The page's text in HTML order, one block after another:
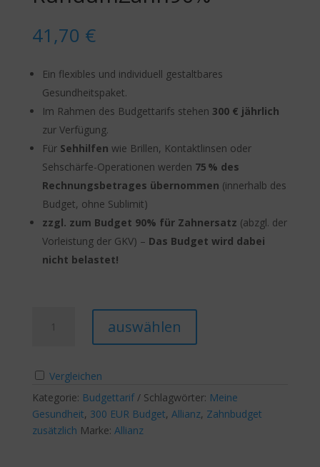
41,70 €
Ein flexibles und individuell gestaltbares
Gesundheitspaket.
Im Rahmen des Budgettarifs stehen 300 € jährlich
zur Verfügung.
Für Sehhilfen wie Brillen, Kontaktlinsen oder
Sehschärfe-Operationen werden 75 % des
Rechnungsbetrages übernommen (innerhalb des
Budget, ohne Sublimit)
zzgl. zum Budget 90% für Zahnersatz (abzgl. der
Vorleistung der GKV) – Das Budget wird dabei
nicht belastet!
Gesundheit
Budget,
Sehhilfe75%
im
Budget,
auswählen
t
n
a
Vergleichen
Kategorie: Budgettarif Schlagwörter: Meine
Gesundheit, 300 EUR Budget, Allianz, Zahnbudget
zusätzlich Marke: Allianz